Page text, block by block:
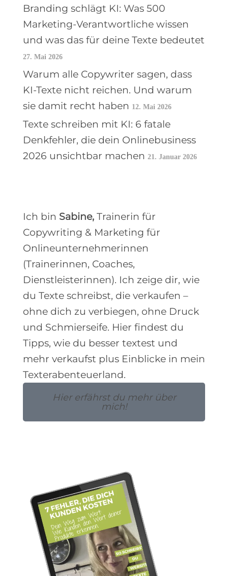
Branding schlägt KI: Was 500
Marketing-Verantwortliche wissen
und was das für deine Texte bedeutet
27. Mai 2026
Warum alle Copywriter sagen, dass
KI-Texte nicht reichen. Und warum
sie damit recht haben 12. Mai 2026
Texte schreiben mit KI: 6 fatale
Denkfehler, die dein Onlinebusiness
2026 unsichtbar machen 21. Januar 2026
Ich bin Sabine, Trainerin für
Copywriting & Marketing für
Onlineunternehmerinnen
(Trainerinnen, Coaches,
Dienstleisterinnen). Ich zeige dir, wie
du Texte schreibst, die verkaufen –
ohne dich zu verbiegen, ohne Druck
und Schmierseife. Hier findest du
Tipps, wie du besser textest und
mehr verkaufst plus Einblicke in mein
Texterabenteuerland.
Hier erfährst du mehr über
mich!